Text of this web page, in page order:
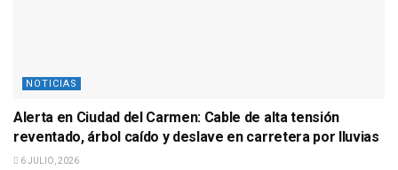
NOTICIAS
Alerta en Ciudad del Carmen: Cable de alta tensión
reventado, árbol caído y deslave en carretera por lluvias
6 JULIO, 2026